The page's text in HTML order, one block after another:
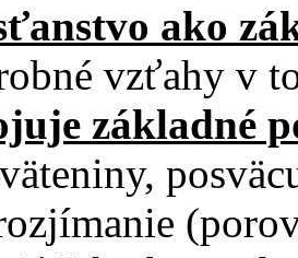
ako
vzťahy v
základné